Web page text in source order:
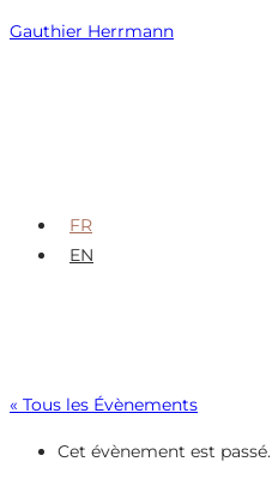
Skip
Gauthier Herrmann
FR
EN
« Tous les Évènements
Cet évènement est passé.